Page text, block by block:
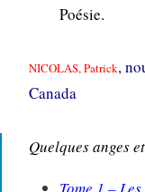
Poésie.
NICOLAS, Patrick,
Canada
Quelques anges